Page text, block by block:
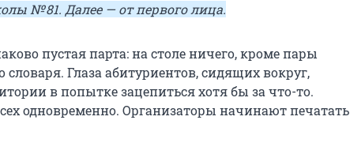
№ 81. Далее — от первого лица.
пустая парта: на столе ничего, кроме пары
словаря. Глаза абитуриентов, сидящих вокруг,
в попытке зацепиться хотя бы за что-то.
одновременно. Организаторы начинают печатать